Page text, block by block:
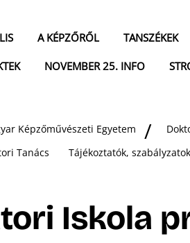
A KÉPZŐRŐL TANSZÉKEK
NOVEMBER 25. INFO
Képzőművészeti Egyetem
Tanács
Tájékoztatók,
Iskola